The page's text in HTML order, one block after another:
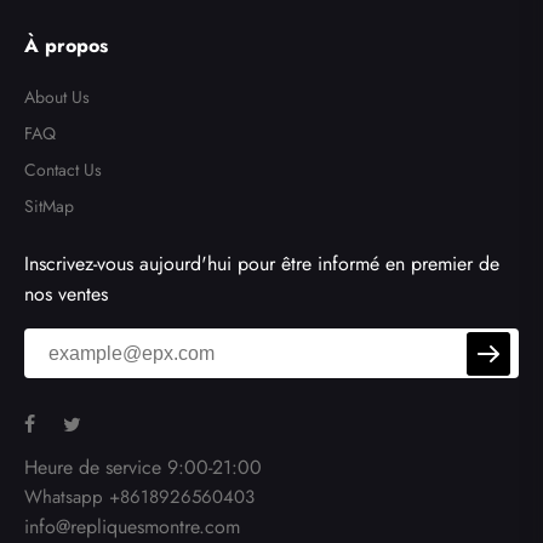
À propos
About Us
FAQ
Contact Us
SitMap
Inscrivez-vous aujourd'hui pour être informé en premier de
nos ventes
Heure de service 9:00-21:00
Whatsapp +8618926560403
info@repliquesmontre.com